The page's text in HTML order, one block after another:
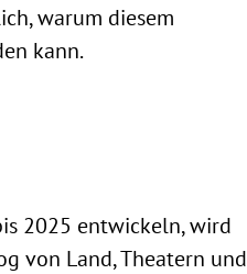
warum diesem
kann.
2025 entwickeln, wird
von Land, Theatern und